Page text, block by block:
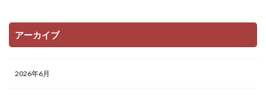
アーカイブ
2026年6月